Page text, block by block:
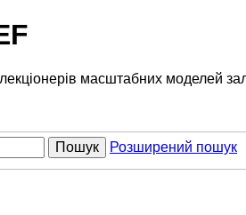
масштабних моделей
Пошук Розширений пошук